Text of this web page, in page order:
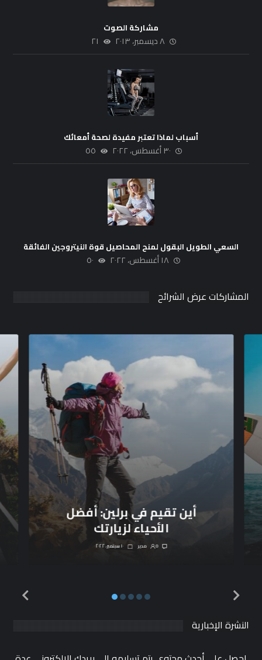
مشاركة الصوت
٨ ديسمبر، ٢٠١٣ ٢١
أسباب لماذا تعتبر مفيدة لصحة أمعائك
٣٠ أغسطس، ٢٠٢٢ ٥٥
السعي الطويل البقول لمنح المحاصيل قوة النيتروجين الفائقة
١٨ أغسطس، ٢٠٢٢ ٥٠
المشاركات عرض الشرائح
أين تقيم في برلين: أفضل
الأحياء لزيارتك
١٠ سبتمبر، ٢٠٢٢ مدیر 0
النشرة الإخبارية